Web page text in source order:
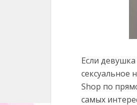
Если
сексуальное
Shop по
самых